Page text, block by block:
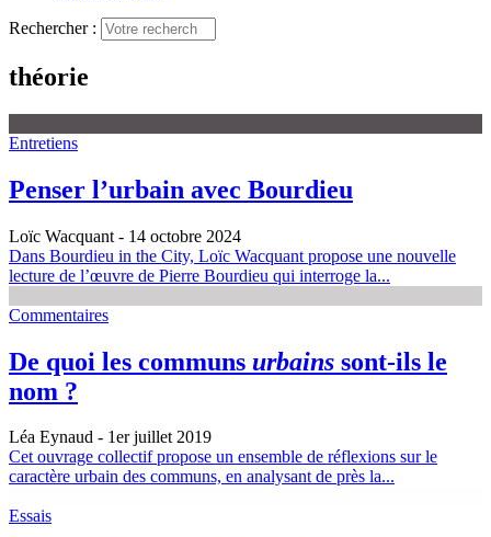
Rechercher :
théorie
Entretiens
Penser l’urbain avec Bourdieu
Loïc Wacquant - 14 octobre 2024
Dans Bourdieu in the City, Loïc Wacquant propose une nouvelle
lecture de l’œuvre de Pierre Bourdieu qui interroge la...
Commentaires
De quoi les communs urbains sont-ils le
nom ?
Léa Eynaud - 1er juillet 2019
Cet ouvrage collectif propose un ensemble de réflexions sur le
caractère urbain des communs, en analysant de près la...
Essais